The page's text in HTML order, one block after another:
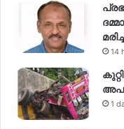
14
1